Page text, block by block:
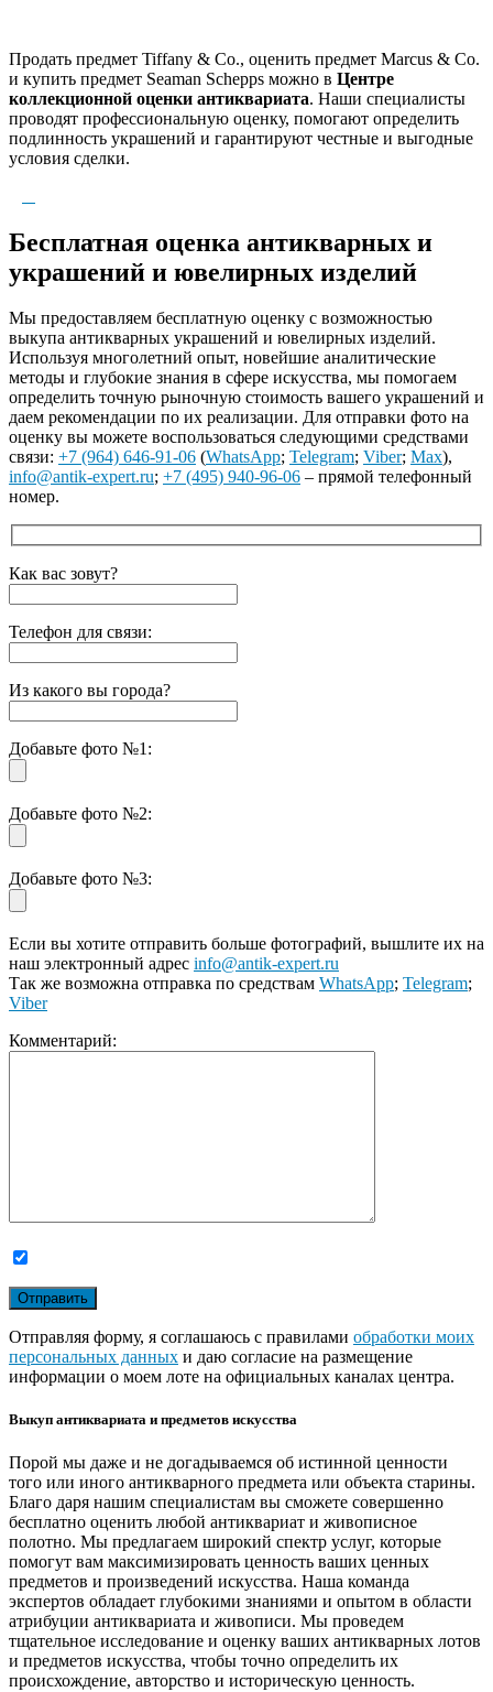
Продать предмет Tiffany & Co., оценить предмет Marcus & Co.
и купить предмет Seaman Schepps можно в Центре
коллекционной оценки антиквариата. Наши специалисты
проводят профессиональную оценку, помогают определить
подлинность украшений и гарантируют честные и выгодные
условия сделки.
Бесплатная оценка антикварных и
украшений и ювелирных изделий
Мы предоставляем бесплатную оценку с возможностью
выкупа антикварных украшений и ювелирных изделий.
Используя многолетний опыт, новейшие аналитические
методы и глубокие знания в сфере искусства, мы помогаем
определить точную рыночную стоимость вашего украшений и
даем рекомендации по их реализации. Для отправки фото на
оценку вы можете воспользоваться следующими средствами
связи: +7 (964) 646-91-06 (WhatsApp; Telegram; Viber; Max),
info@antik-expert.ru; +7 (495) 940-96-06 – прямой телефонный
номер.
Как вас зовут?
Телефон для связи:
Из какого вы города?
Добавьте фото №1:
Добавьте фото №2:
Добавьте фото №3:
Если вы хотите отправить больше фотографий, вышлите их на
наш электронный адрес info@antik-expert.ru
Так же возможна отправка по средствам WhatsApp; Telegram;
Viber
Комментарий:
Отправляя форму, я соглашаюсь с правилами обработки моих
персональных данных и даю согласие на размещение
информации о моем лоте на официальных каналах центра.
Выкуп антиквариата и предметов искусства
Порой мы даже и не догадываемся об истинной ценности
того или иного антикварного предмета или объекта старины.
Благо даря нашим специалистам вы сможете совершенно
бесплатно оценить любой антиквариат и живописное
полотно. Мы предлагаем широкий спектр услуг, которые
помогут вам максимизировать ценность ваших ценных
предметов и произведений искусства. Наша команда
экспертов обладает глубокими знаниями и опытом в области
атрибуции антиквариата и живописи. Мы проведем
тщательное исследование и оценку ваших антикварных лотов
и предметов искусства, чтобы точно определить их
происхождение, авторство и историческую ценность.